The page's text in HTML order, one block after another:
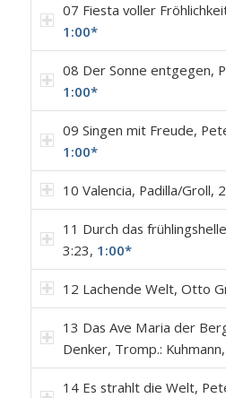
07 Fiesta voller
1:00*
08 Der Sonne entgegen,
1:00*
09 Singen mit Freude,
1:00*
10 Valencia, Padilla/Groll,
11 Durch das
3:23, 1:00*
12 Lachende Welt, Otto
13 Das Ave Maria der
Denker, Tromp.:
14 Es strahlt die Welt,